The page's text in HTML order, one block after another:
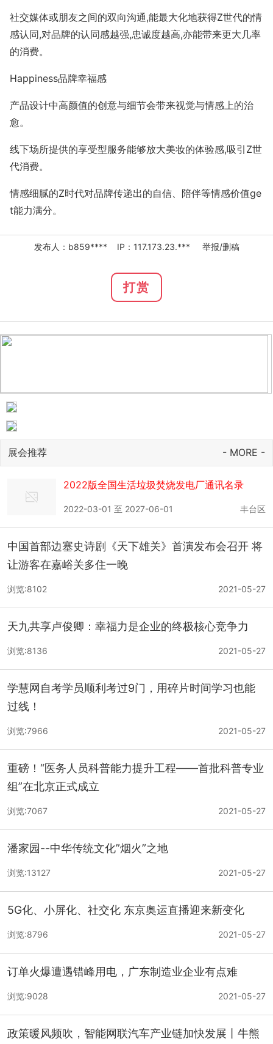
社交媒体或朋友之间的双向沟通,能最大化地获得Z世代的情
感认同,对品牌的认同感越强,忠诚度越高,亦能带来更大几率
的消费。
Happiness品牌幸福感
产品设计中高颜值的创意与细节会带来视觉与情感上的治
愈。
线下场所提供的享受型服务能够放大美妆的体验感,吸引Z世
代消费。
情感细腻的Z时代对品牌传递出的自信、陪伴等情感价值ge
t能力满分。
发布人：b859**** IP：117.173.23.*** 举报/删稿
打赏
展会推荐 - MORE -
2022版全国生活垃圾焚烧发电厂通讯名录
丰台区
2022-03-01 至 2027-06-01
中国首部边塞史诗剧《天下雄关》首演发布会召开 将
让游客在嘉峪关多住一晚
2021-05-27
浏览:8102
天九共享卢俊卿：幸福力是企业的终极核心竞争力
2021-05-27
浏览:8136
学慧网自考学员顺利考过9门，用碎片时间学习也能
过线！
2021-05-27
浏览:7966
重磅！“医务人员科普能力提升工程——首批科普专业
组”在北京正式成立
2021-05-27
浏览:7067
潘家园--中华传统文化”烟火”之地
2021-05-27
浏览:13127
5G化、小屏化、社交化 东京奥运直播迎来新变化
2021-05-27
浏览:8796
订单火爆遭遇错峰用电，广东制造业企业有点难
2021-05-27
浏览:9028
政策暖风频吹，智能网联汽车产业链加快发展丨牛熊